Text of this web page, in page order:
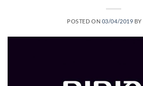
POSTED ON 03/04/2019 BY